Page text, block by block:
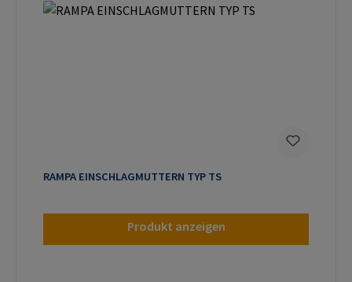
RAMPA EINSCHLAGMUTTERN TYP TS
Produkt anzeigen